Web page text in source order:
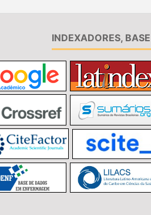
INDEXADORES,